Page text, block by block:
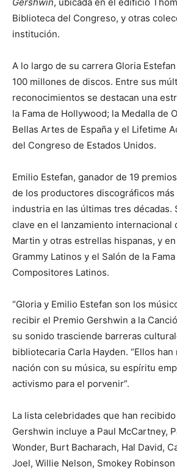
Biblioteca del Congreso, y otras
institución.
A lo largo de su carrera Gloria
100 millones de discos. Entre sus
reconocimientos se destacan una
la Fama de Hollywood; la Medalla de
Bellas Artes de España y el Lifetime
del Congreso de Estados Unidos.
Emilio Estefan, ganador de 19
de los productores discográficos
industria en las últimas tres décadas.
clave en el lanzamiento internacional
Martin y otras estrellas hispanas, y
Grammy Latinos y el Salón de la
Compositores Latinos.
“Gloria y Emilio Estefan son los
recibir el Premio Gershwin a la
su sonido trasciende barreras
bibliotecaria Carla Hayden. “Ellos
nación con su música, su espíritu
activismo para el porvenir”.
La lista celebridades que han
Gershwin incluye a Paul McCartney,
Wonder, Burt Bacharach, Hal David,
Joel, Willie Nelson, Smokey